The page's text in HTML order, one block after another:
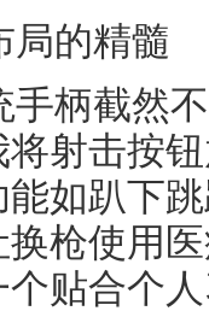
局的精髓
手柄截然
射击按
如趴下
枪使用
贴合个